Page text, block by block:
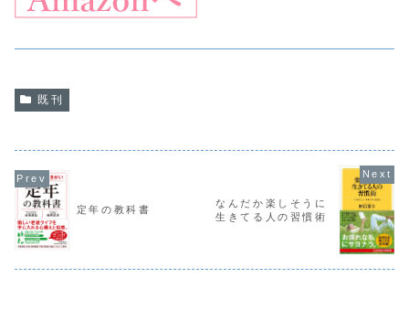
既刊
定年の教科書
なんだか楽しそうに
生きてる人の習慣術